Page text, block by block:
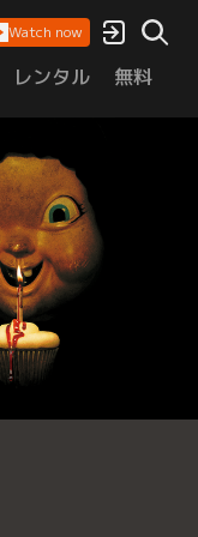
Watch now
レンタル 無料